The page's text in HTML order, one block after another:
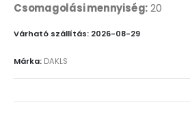
Csomagolási mennyiség:20
Várható szállítás: 2026-08-29
Márka: DAKLS